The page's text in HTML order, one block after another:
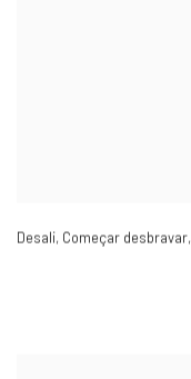
Desali, Começar desbravar,